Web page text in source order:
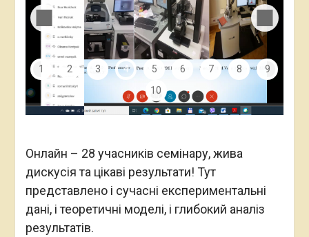
1 2 3 4 5 6 7 8
9
10
Онлайн – 28 учасників семінару, жива
дискусія та цікаві результати! Тут
представлено і сучасні експериментальні
дані, і теоретичні моделі, і глибокий аналіз
результатів.